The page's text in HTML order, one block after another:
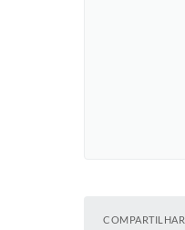
COMPARTILHAR